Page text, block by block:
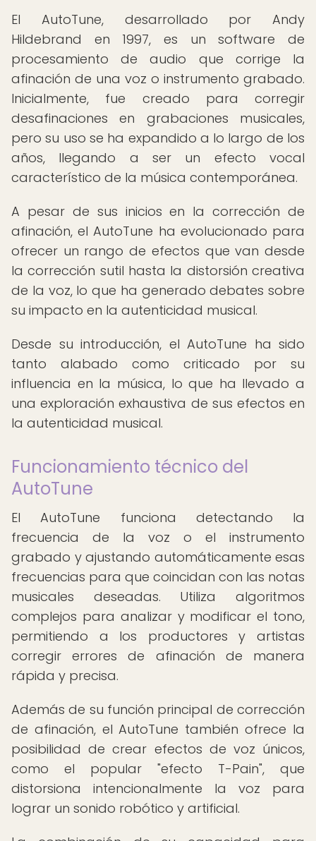
El AutoTune, desarrollado por Andy
Hildebrand en 1997, es un software de
procesamiento de audio que corrige la
afinación de una voz o instrumento grabado.
Inicialmente, fue creado para corregir
desafinaciones en grabaciones musicales,
pero su uso se ha expandido a lo largo de los
años, llegando a ser un efecto vocal
característico de la música contemporánea.
A pesar de sus inicios en la corrección de
afinación, el AutoTune ha evolucionado para
ofrecer un rango de efectos que van desde
la corrección sutil hasta la distorsión creativa
de la voz, lo que ha generado debates sobre
su impacto en la autenticidad musical.
Desde su introducción, el AutoTune ha sido
tanto alabado como criticado por su
influencia en la música, lo que ha llevado a
una exploración exhaustiva de sus efectos en
la autenticidad musical.
Funcionamiento técnico del
AutoTune
El AutoTune funciona detectando la
frecuencia de la voz o el instrumento
grabado y ajustando automáticamente esas
frecuencias para que coincidan con las notas
musicales deseadas. Utiliza algoritmos
complejos para analizar y modificar el tono,
permitiendo a los productores y artistas
corregir errores de afinación de manera
rápida y precisa.
Además de su función principal de corrección
de afinación, el AutoTune también ofrece la
posibilidad de crear efectos de voz únicos,
como el popular "efecto T-Pain", que
distorsiona intencionalmente la voz para
lograr un sonido robótico y artificial.